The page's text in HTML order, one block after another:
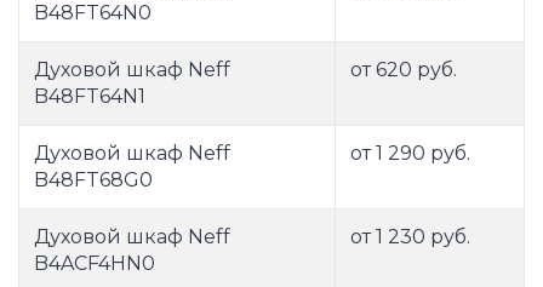
B48FT64N0
Духовой шкаф Neff
B48FT64N1
от 620 руб.
Духовой шкаф Neff
B48FT68G0
от 1 290 руб.
Духовой шкаф Neff
B4ACF4HN0
от 1 230 руб.